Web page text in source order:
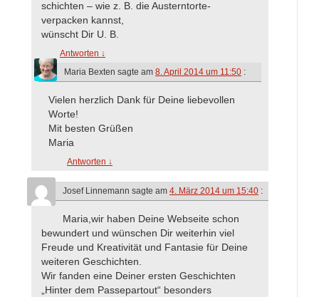
schichten – wie z. B. die Austerntorte-
verpacken kannst,
wünscht Dir U. B.
Antworten ↓
Maria Bexten sagte am 8. April 2014 um 11:50 :
Vielen herzlich Dank für Deine liebevollen
Worte!
Mit besten Grüßen
Maria
Antworten ↓
Josef Linnemann sagte am 4. März 2014 um 15:40 :
Maria,wir haben Deine Webseite schon
bewundert und wünschen Dir weiterhin viel
Freude und Kreativität und Fantasie für Deine
weiteren Geschichten.
Wir fanden eine Deiner ersten Geschichten
„Hinter dem Passepartout“ besonders